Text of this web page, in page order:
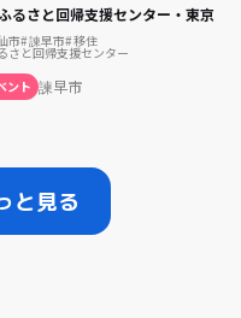
るさと回帰支援センター・東京
市 諫早市 移住
さと回帰支援センター
ント 諫早市
と見る